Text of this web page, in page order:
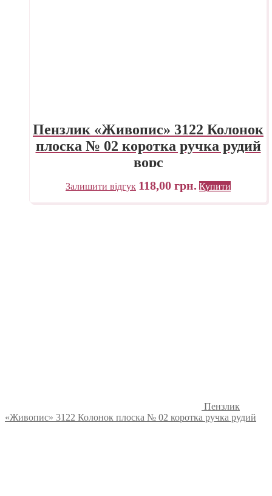
Пензлик «Живопис» 3122 Колонок
плоска № 02 коротка ручка рудий
ворс
Залишити відгук 118,00 грн. Купити
Пензлик
«Живопис» 3122 Колонок плоска № 02 коротка ручка рудий